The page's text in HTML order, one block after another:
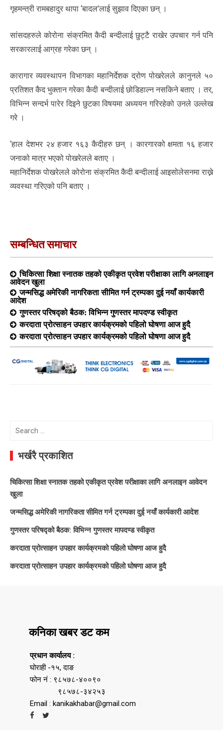
गृहमन्त्री रामबहादुर थापा ‘बादल’लाई सुझाव दिएका छन् ।
सांसदहरुले कोरोना संक्रमित कैदी बन्दीलाई छुट्टै राखेर उपचार गर्न पनि
सरकारलाई आग्रह गरेका छन् ।
कारागार व्यवस्थापन विभागका महानिर्देशक द्रोण पोखरेलले कानुनले ५०
प्रतिशत कैद भुक्तान गरेका कैदी बन्दीलाई छोडिहाल्न नसकिने बताए । तर,
विभिन्न सन्दर्भ पारेर दिइने छुटका विषयमा अध्ययन गरिरहेको उनले उल्लेख
गरे ।
‘हाल देशभर २४ हजार १६३ कैदीहरु छन् । कारगारको क्षमता १६ हजार
जनाको मात्र भएको पोखरेलले बताए ।
महानिर्देशक पोखरेलले कोरोना संक्रमित कैदी बन्दीलाई आइसोलेसनमा राख्ने
व्यवस्था गरिएको पनि बताए ।
सम्बन्धित समाचार
चिकित्सा शिक्षा स्नातक तहको एकीकृत प्रवेश परीक्षाका लागि अनलाइन
आवेदन खुला
जन्मसिद्ध अमेरिकी नागरिकता सीमित गर्न ट्रम्पका दुई नयाँ कार्यकारी
आदेश
गुणस्तर परिषद्को बैठक: विभिन्न गुणस्तर मापदण्ड स्वीकृत
करदाता प्रोत्साहन उपहार कार्यक्रमको पहिलो घोषणा आज हुदै
करदाता प्रोत्साहन उपहार कार्यक्रमको पहिलो घोषणा आज हुदै
Search
भर्खरै प्रकाशित
चिकित्सा शिक्षा स्नातक तहको एकीकृत प्रवेश परीक्षाका लागि अनलाइन आवेदन
खुला
जन्मसिद्ध अमेरिकी नागरिकता सीमित गर्न ट्रम्पका दुई नयाँ कार्यकारी आदेश
गुणस्तर परिषद्को बैठक: विभिन्न गुणस्तर मापदण्ड स्वीकृत
करदाता प्रोत्साहन उपहार कार्यक्रमको पहिलो घोषणा आज हुदै
करदाता प्रोत्साहन उपहार कार्यक्रमको पहिलो घोषणा आज हुदै
कनिका खबर डट कम
प्रधान कार्यालय :
घोराही -१५, दाङ
फोन नं : ९८५७८-४००९०
९८५७८-३४२५३
Email : kanikakhabar@gmail.com